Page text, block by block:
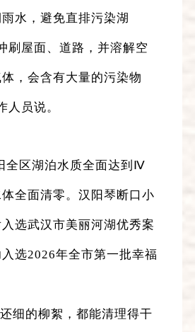
水，避免直排污染湖
刷屋面、道路，并溶解空
，会含有大量的污染物
人员说。
全区湖泊水质全面达到Ⅳ
全面清零。汉阳琴断口小
选武汉市美丽河湖优秀案
选2026年全市第一批幸福
细的柳絮，都能清理得干